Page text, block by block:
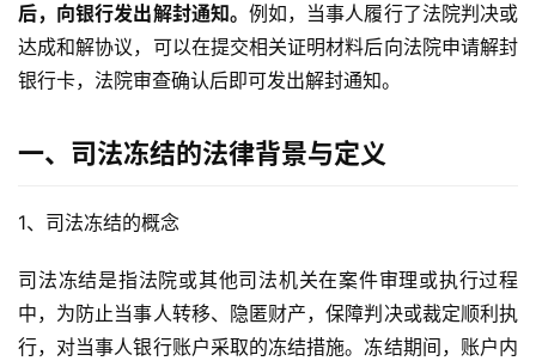
后，向银行发出解封通知。 例如，当事人履行了法院判决或
达成和解协议，可以在提交相关证明材料后向法院申请解封
银行卡，法院审查确认后即可发出解封通知。
一、司法冻结的法律背景与定义
1、司法冻结的概念
司法冻结是指法院或其他司法机关在案件审理或执行过程
中，为防止当事人转移、隐匿财产，保障判决或裁定顺利执
行，对当事人银行账户采取的冻结措施。冻结期间，账户内